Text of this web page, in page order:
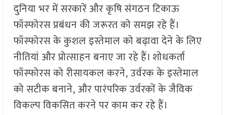
दुनिया भर में सरकारें और कृषि संगठन टिकाऊ
फॉस्फोरस प्रबंधन की जरूरत को समझ रहे हैं।
फॉस्फोरस के कुशल इस्तेमाल को बढ़ावा देने के लिए
नीतियां और प्रोत्साहन बनाए जा रहे हैं। शोधकर्ता
फॉस्फोरस को रीसायकल करने, उर्वरक के इस्तेमाल
को सटीक बनाने, और पारंपरिक उर्वरकों के जैविक
विकल्प विकसित करने पर काम कर रहे हैं।